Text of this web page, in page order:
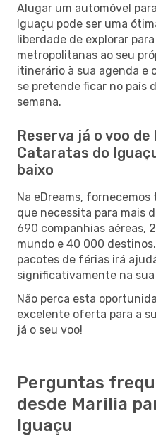
Alugar um automóvel
Iguaçu pode ser uma
liberdade de explorar
metropolitanas ao seu
itinerário à sua agenda e
se pretende ficar no país
semana.
Reserva já o voo
Cataratas do
baixo
Na eDreams,
que necessita para mais
690 companhias aéreas,
mundo e 40 000
pacotes de férias irá
significativamente na
Não perca esta
excelente oferta para a
já o seu voo!
Perguntas
desde Marilia
Iguaçu